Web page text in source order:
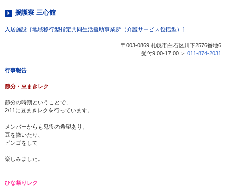
援護寮 三心館
入居施設［地域移行型指定共同生活援助事業所（介護サービス包括型）］
〒003-0869 札幌市白石区川下2576番地6
受付9:00-17:00 ＞011-874-2031
行事報告
節分・豆まきレク
節分の時期ということで、
2/11に豆まきレクを行っています。
メンバーからも鬼役の希望あり、
豆を撒いたり、
ビンゴをして
楽しみました。
ひな祭りレク